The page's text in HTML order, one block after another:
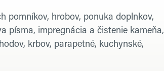
pomníkov, hrobov, ponuka doplnkov,
písma, impregnácia a čistenie kameňa,
krbov, parapetné, kuchynské,